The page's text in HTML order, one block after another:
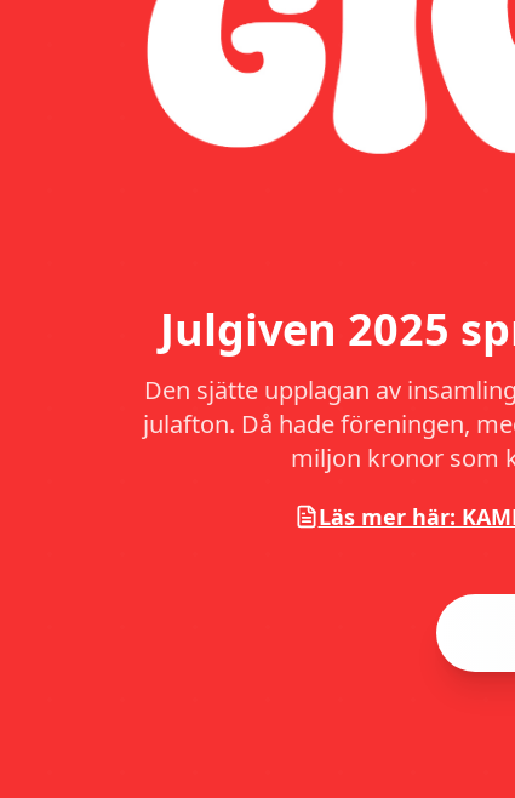
Julgiven 2025
Den sjätte upplagan av
julafton. Då hade föreningen,
miljon kronor som
Läs mer här: